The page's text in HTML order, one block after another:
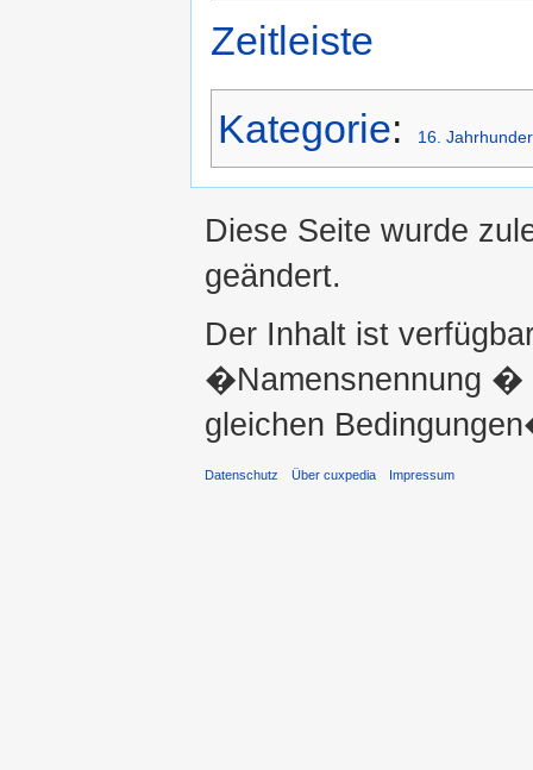
Zeitleiste
Kategorie: 16.
Diese Seite wurde
geändert.
Der Inhalt ist
�Namensnennung �
gleichen
Datenschutz Über cuxpedia Impressum